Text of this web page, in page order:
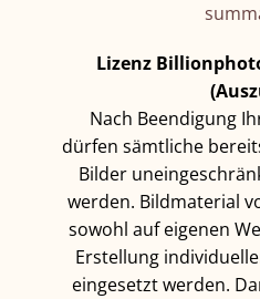
Lizenz
Nach Beendigung
dürfen sämtliche
Bilder
werden. Bildmaterial
sowohl auf eigenen
Erstellung
eingesetzt werden.